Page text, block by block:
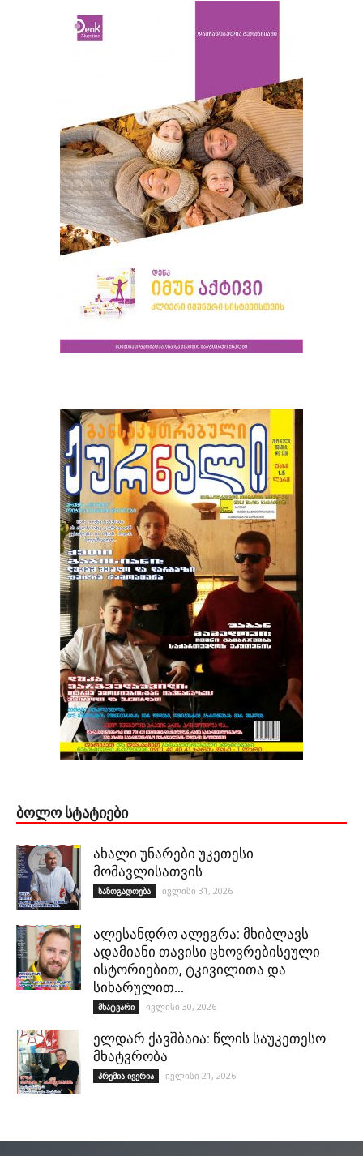
ᲑᲝᲚᲝ ᲡᲢᲐᲢᲘᲔᲑᲘ
ახალი უნარები უკეთესი
მომავლისათვის
საზოგადოება ივლისი 31, 2026
ალესანდრო ალეგრა: მხიბლავს
ადამიანი თავისი ცხოვრებისეული
ისტორიებით, ტკივილითა და
სიხარულით…
მხატვარი ივლისი 30, 2026
ელდარ ქავშბაია: წლის საუკეთესო
მხატვრობა
პრემია ივერია ივლისი 21, 2026